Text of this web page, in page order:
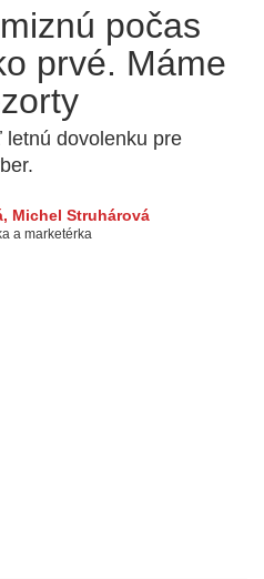
počas
prvé. Máme
dovolenku pre
, Michel Struhárová
a marketérka